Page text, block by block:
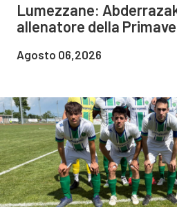
Lumezzane:
allenatore della
Agosto 06,2026